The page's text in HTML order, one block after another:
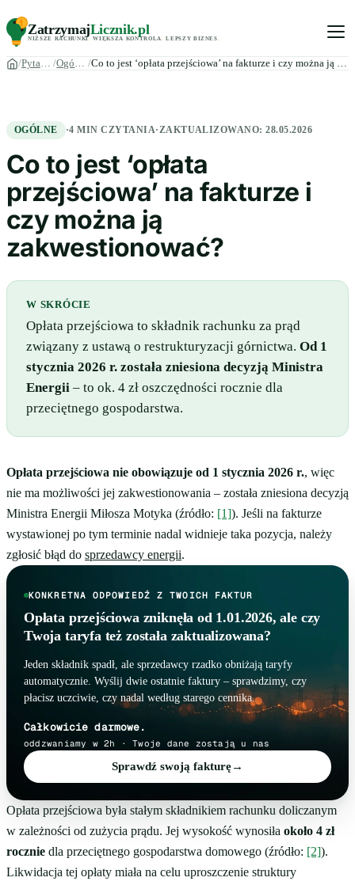
ZatrzymajLicznik.pl
NIŻSZE RACHUNKI. WIĘKSZA KONTROLA LEPSZY BIZNES
Pytania Ogólne Co to jest ‘opłata przejściowa’ na fakturze i czy można ją z…
OGÓLNE ·4 MIN CZYTANIA·ZAKTUALIZOWANO:28.05.2026
Co to jest ‘opłata
przejściowa’ na fakturze i
czy można ją
zakwestionować?
W SKRÓCIE
Opłata przejściowa to składnik rachunku za prąd
związany z ustawą o restrukturyzacji górnictwa. Od 1
stycznia 2026 r. została zniesiona decyzją Ministra
Energii – to ok. 4 zł oszczędności rocznie dla
przeciętnego gospodarstwa.
Opłata przejściowa nie obowiązuje od 1 stycznia 2026 r., więc
nie ma możliwości jej zakwestionowania – została zniesiona decyzją
Ministra Energii Miłosza Motyka (źródło: [1]). Jeśli na fakturze
wystawionej po tym terminie nadal widnieje taka pozycja, należy
zgłosić błąd do sprzedawcy energii.
KONKRETNA ODPOWIEDŹ Z TWOICH FAKTUR
Opłata przejściowa zniknęła od 1.01.2026, ale czy
Twoja taryfa też została zaktualizowana?
Jeden składnik spadł, ale sprzedawcy rzadko obniżają taryfy
automatycznie. Wyślij dwie ostatnie faktury – sprawdzimy, czy
płacisz uczciwie, czy nadal według starego cennika.
Sprawdź swoją fakturę→
Całkowicie darmowe.
oddzwaniamy w 2h · Twoje dane zostają u nas
Opłata przejściowa była stałym składnikiem rachunku doliczanym
w zależności od zużycia prądu. Jej wysokość wynosiła około 4 zł
rocznie dla przeciętnego gospodarstwa domowego (źródło: [2]).
Likwidacja tej opłaty miała na celu uproszczenie struktury